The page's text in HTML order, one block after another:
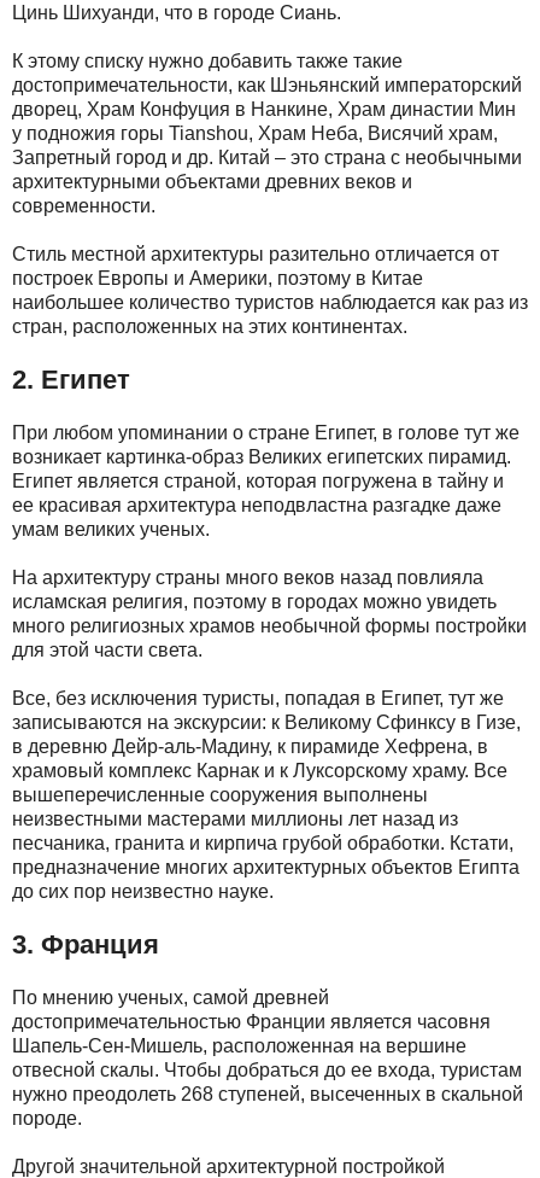
Цинь Шихуанди, что в городе Сиань.
К этому списку нужно добавить также такие
достопримечательности, как Шэньянский императорский
дворец, Храм Конфуция в Нанкине, Храм династии Мин
у подножия горы Tianshou, Храм Неба, Висячий храм,
Запретный город и др. Китай – это страна с необычными
архитектурными объектами древних веков и
современности.
Стиль местной архитектуры разительно отличается от
построек Европы и Америки, поэтому в Китае
наибольшее количество туристов наблюдается как раз из
стран, расположенных на этих континентах.
2. Египет
При любом упоминании о стране Египет, в голове тут же
возникает картинка-образ Великих египетских пирамид.
Египет является страной, которая погружена в тайну и
ее красивая архитектура неподвластна разгадке даже
умам великих ученых.
На архитектуру страны много веков назад повлияла
исламская религия, поэтому в городах можно увидеть
много религиозных храмов необычной формы постройки
для этой части света.
Все, без исключения туристы, попадая в Египет, тут же
записываются на экскурсии: к Великому Сфинксу в Гизе,
в деревню Дейр-аль-Мадину, к пирамиде Хефрена, в
храмовый комплекс Карнак и к Луксорскому храму. Все
вышеперечисленные сооружения выполнены
неизвестными мастерами миллионы лет назад из
песчаника, гранита и кирпича грубой обработки. Кстати,
предназначение многих архитектурных объектов Египта
до сих пор неизвестно науке.
3. Франция
По мнению ученых, самой древней
достопримечательностью Франции является часовня
Шапель-Сен-Мишель, расположенная на вершине
отвесной скалы. Чтобы добраться до ее входа, туристам
нужно преодолеть 268 ступеней, высеченных в скальной
породе.
Другой значительной архитектурной постройкой